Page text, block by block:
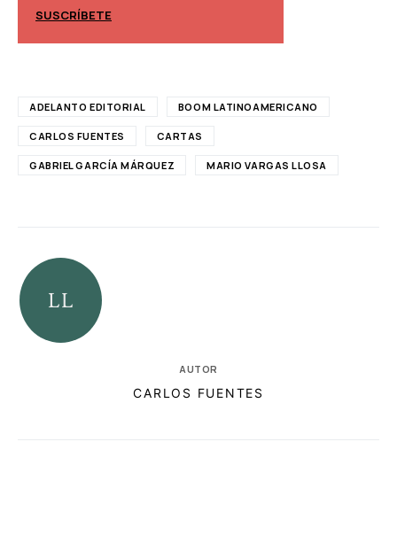
SUSCRÍBETE
ADELANTO EDITORIAL BOOM LATINOAMERICANO
CARLOS FUENTES CARTAS
GABRIEL GARCÍA MÁRQUEZ MARIO VARGAS LLOSA
AUTOR
CARLOS FUENTES